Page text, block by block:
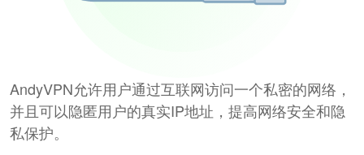
AndyVPN允许用户通过互联网访问一个私密的网络，
并且可以隐匿用户的真实IP地址，提高网络安全和隐
私保护。